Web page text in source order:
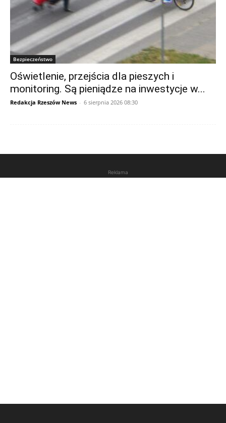
Bezpieczeństwo
Oświetlenie, przejścia dla pieszych i
monitoring. Są pieniądze na inwestycje w...
Redakcja Rzeszów News - 6 sierpnia 2026 08:30
Reklama